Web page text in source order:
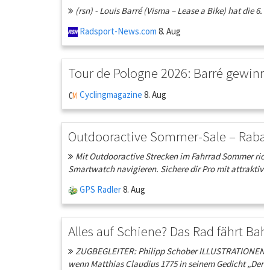
(rsn) - Louis Barré (Visma – Lease a Bike) hat die
Radsport-News.com 8. Aug
Tour de Pologne 2026: Barré
Cyclingmagazine 8. Aug
Outdooractive Sommer-Sale –
Mit Outdooractive Strecken im Fahrrad Sommer
Smartwatch navigieren. Sichere dir Pro mit
GPS Radler8. Aug
Alles auf Schiene? Das Rad fährt
ZUGBEGLEITER: Philipp Schober
wenn Matthias Claudius 1775 in seinem Gedicht